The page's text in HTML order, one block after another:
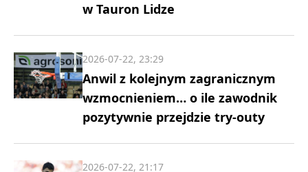
w Tauron Lidze
Anwil z kolejnym zagranicznym
wzmocnieniem… o ile zawodnik
pozytywnie przejdzie try-outy
2026-07-22, 23:29
2026-07-22, 21:17